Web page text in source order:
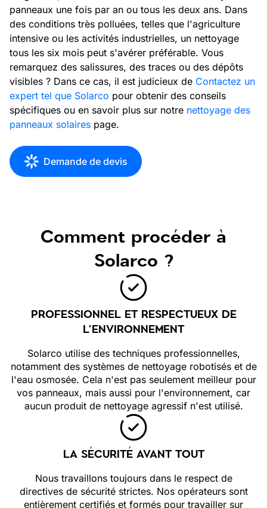
panneaux une fois par an ou tous les deux ans. Dans
des conditions très polluées, telles que l'agriculture
intensive ou les activités industrielles, un nettoyage
tous les six mois peut s'avérer préférable. Vous
remarquez des salissures, des traces ou des dépôts
visibles ? Dans ce cas, il est judicieux de Contactez un
expert tel que Solarco pour obtenir des conseils
spécifiques ou en savoir plus sur notre nettoyage des
panneaux solaires page.
Demande de devis
Comment procéder à
Solarco ?
PROFESSIONNEL ET RESPECTUEUX DE
L'ENVIRONNEMENT
Solarco utilise des techniques professionnelles,
notamment des systèmes de nettoyage robotisés et de
l'eau osmosée. Cela n'est pas seulement meilleur pour
vos panneaux, mais aussi pour l'environnement, car
aucun produit de nettoyage agressif n'est utilisé.
LA SÉCURITÉ AVANT TOUT
Nous travaillons toujours dans le respect de
directives de sécurité strictes. Nos opérateurs sont
entièrement certifiés et formés pour travailler sur